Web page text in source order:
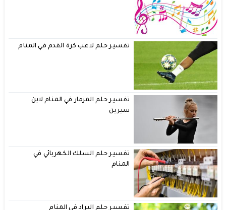
تفسير حلم لاعب كرة القدم في المنام
تفسير حلم المزمار في المنام لابن
سيرين
تفسير حلم السلك الكهربائي في
المنام
تفسير حلم البراد في المنام